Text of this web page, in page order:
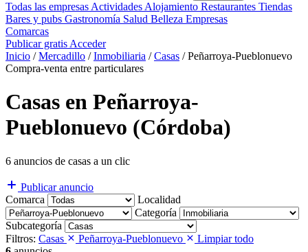
Todas las empresas Actividades Alojamiento Restaurantes Tiendas
Bares y pubs Gastronomía Salud Belleza Empresas
Comarcas
Publicar gratis Acceder
Inicio / Mercadillo / Inmobiliaria / Casas / Peñarroya-Pueblonuevo
Compra-venta entre particulares
Casas en Peñarroya-
Pueblonuevo (Córdoba)
6 anuncios de casas a un clic
Publicar anuncio
Comarca
Localidad
Categoría
Subcategoría
Filtros: Casas Peñarroya-Pueblonuevo
Limpiar todo